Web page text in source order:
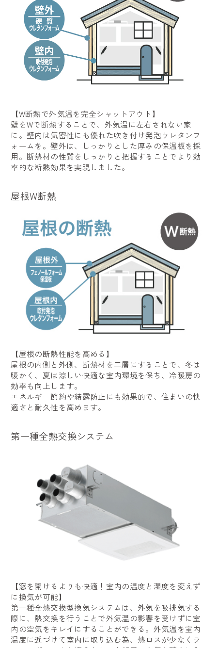
【W断熱で外気温を完全シャットアウト】
壁をWで断熱することで、外気温に左右されない家
に。壁内は気密性にも優れた吹き付け発泡ウレタンフ
ォームを。壁外は、しっかりとした厚みの保温板を採
用。断熱材の性質をしっかりと把握することでより効
率的な断熱効果を実現しました。
屋根W断熱
【屋根の断熱性能を高める】
屋根の内側と外側、断熱材を二層にすることで、冬は
暖かく、夏は涼しい快適な室内環境を保ち、冷暖房の
効率も向上します。
エネルギー節約や結露防止にも効果的で、住まいの快
適さと耐久性を高めます。
第一種全熱交換システム
【窓を開けるよりも快適！室内の温度と湿度を変えず
に換気が可能】
第一種全熱交換型換気システムは、外気を吸排気する
際に、熱交換を行うことで外気温の影響を受けずに室
内の空気をキレイにすることができる。外気温を室内
温度に近づけて室内に取り込む為、熱ロスが少なくラ